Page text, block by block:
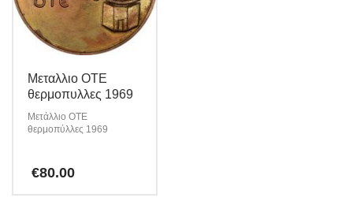
Μεταλλιο ΟΤΕ
θερμοπυλλες 1969
Μετάλλιο ΟΤΕ
θερμοπύλλες 1969
€80.00